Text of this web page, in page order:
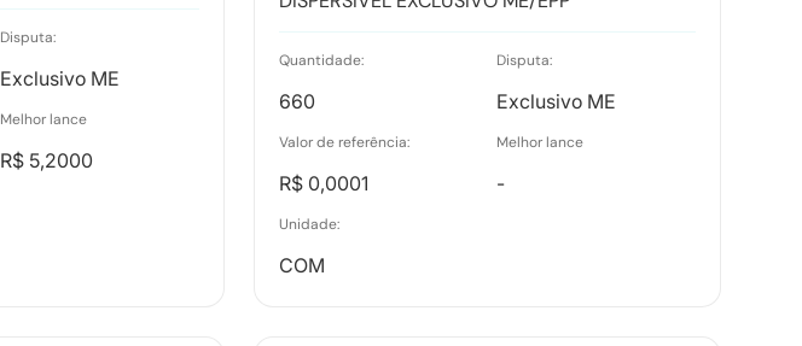
Ata Final
Tipo:Documento
Vencedores
Tipo: Documento
Disputa:
Exclusivo ME
Melhor lance
R$ 5,2000
Quantidade:
660
Disputa:
Exclusivo ME
Valor de referência:
R$ 0,0001
Melhor lance
-
Unidade:
COM